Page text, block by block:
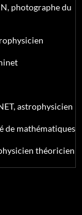
photographe du
astrophysicien
de mathématiques
théoricien